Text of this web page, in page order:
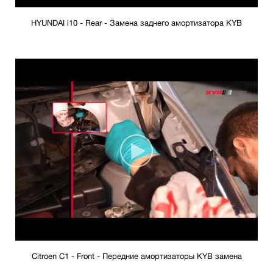
HYUNDAI i10 - Rear - Замена заднего амортизатора KYB
Citroen C1 - Front - Передние амортизаторы KYB замена